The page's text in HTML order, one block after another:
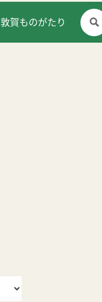
敦賀ものがたり